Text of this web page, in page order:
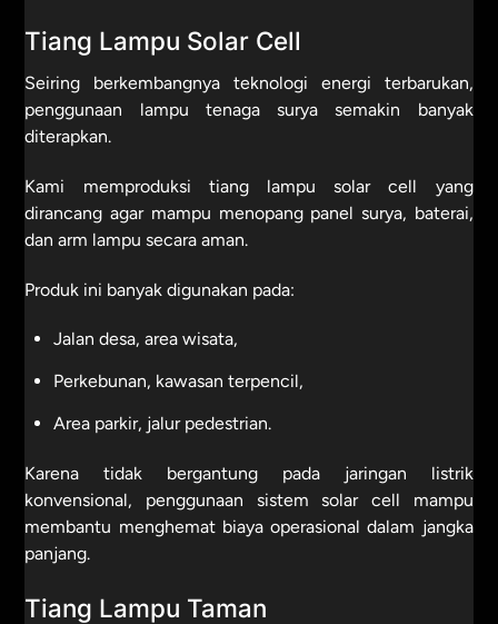
Tiang Lampu Solar Cell
Seiring berkembangnya teknologi energi terbarukan,
penggunaan lampu tenaga surya semakin banyak
diterapkan.
Kami memproduksi tiang lampu solar cell yang
dirancang agar mampu menopang panel surya, baterai,
dan arm lampu secara aman.
Produk ini banyak digunakan pada:
Jalan desa, area wisata,
Perkebunan, kawasan terpencil,
Area parkir, jalur pedestrian.
Karena tidak bergantung pada jaringan listrik
konvensional, penggunaan sistem solar cell mampu
membantu menghemat biaya operasional dalam jangka
panjang.
Tiang Lampu Taman